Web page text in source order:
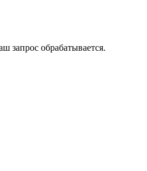
запрос обрабатывается.